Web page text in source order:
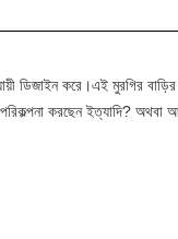
ডিজাইন করে।এই মুরগির
করছেন ইত্যাদি?